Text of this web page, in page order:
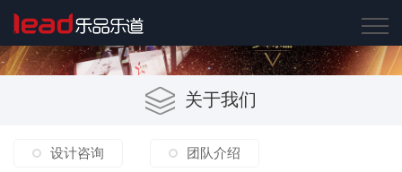
关于我们
设计咨询 团队介绍